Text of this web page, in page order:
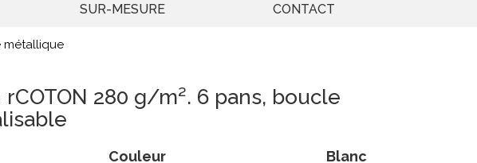
SUR-MESURE CONTACT
métallique
280 g/m². 6 pans, boucle
Couleur
Blanc